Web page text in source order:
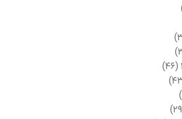
(۴۶)